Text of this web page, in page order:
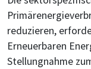
reduzieren,
Erneuerbaren
Stellungnahme